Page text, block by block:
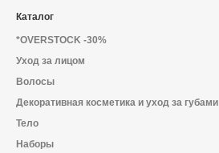
Каталог
*OVERSTOCK -30%
Уход за лицом
Волосы
Декоративная косметика и уход за губами
Тело
Наборы